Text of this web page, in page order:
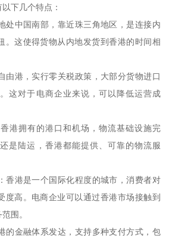
下几个特点：
处中国南部，靠近珠三角地区，是连接内
。这使得货物从内地发货到香港的时间相
由港，实行零关税政策，大部分货物进口
这对于电商企业来说，可以降低运营成
港拥有的港口和机场，物流基础设施完
是陆运，香港都能提供、可靠的物流服
香港是一个国际化程度的城市，消费者对
度高。电商企业可以通过香港市场接触到
围。
的金融体系发达，支持多种支付方式，包